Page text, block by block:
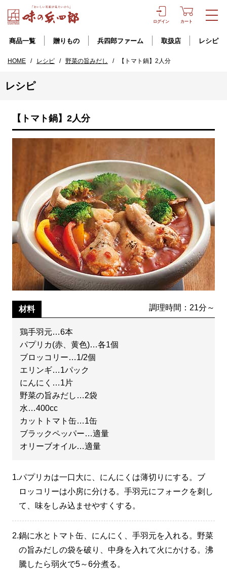
ログイン カート
商品一覧 贈りもの 兵四郎ファーム 取扱店 レシピ
HOME / レシピ / 野菜の旨みだし / 【トマト鍋】2人分
レシピ
【トマト鍋】2人分
材料 調理時間：21分～
鶏手羽元…6本
パプリカ(赤、黄色)…各1個
ブロッコリー…1/2個
エリンギ…1パック
にんにく…1片
野菜の旨みだし…2袋
水…400cc
カットトマト缶…1缶
ブラックペッパー…適量
オリーブオイル…適量
1.パプリカは一口大に、にんにくは薄切りにする。ブ
ロッコリーは小房に分ける。手羽元にフォークを刺し
て、味をしみ込ませやすくする。
2.鍋に水とトマト缶、にんにく、手羽元を入れる。野菜
の旨みだしの袋を破り、中身を入れて火にかける。沸
騰したら弱火で5～6分煮る。